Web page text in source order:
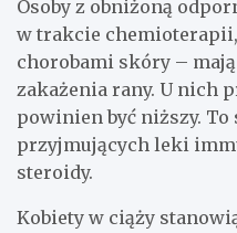
Osoby z obniżoną
w trakcie
chorobami skóry –
zakażenia rany. U nich
powinien być niższy. To
przyjmujących leki
steroidy.
Kobiety w ciąży